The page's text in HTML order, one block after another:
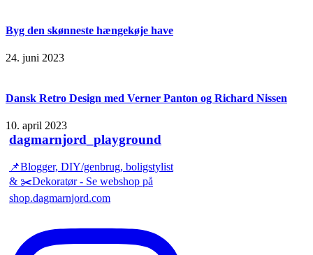
Byg den skønneste hængekøje have
24. juni 2023
Dansk Retro Design med Verner Panton og Richard Nissen
10. april 2023
dagmarnjord_playground
📌Blogger, DIY/genbrug, boligstylist
& ✂️Dekoratør - Se webshop på
shop.dagmarnjord.com